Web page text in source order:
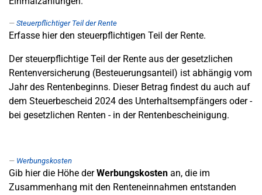
Steuerpflichtiger Teil der Rente
Erfasse hier den steuerpflichtigen Teil der Rente.
Der steuerpflichtige Teil der Rente aus der gesetzlichen
Rentenversicherung (Besteuerungsanteil) ist abhängig vom
Jahr des Rentenbeginns. Dieser Betrag findest du auch auf
dem Steuerbescheid 2024 des Unterhaltsempfängers oder -
bei gesetzlichen Renten - in der Rentenbescheinigung.
Werbungskosten
Gib hier die Höhe derWerbungskosten an, die im
Zusammenhang mit den Renteneinnahmen entstanden